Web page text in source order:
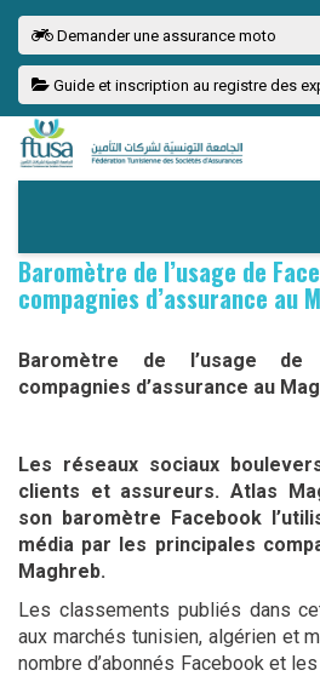
Demander une assurance moto
Guide et inscription au registre des
Baromètre de l’usage de
compagnies d’assurance au
Baromètre de l’usage
compagnies d’assurance au
Les réseaux sociaux
clients et assureurs. Atlas
son baromètre Facebook
média par les principales
Maghreb.
Les classements publiés dans
aux marchés tunisien, algérien et
nombre d’abonnés Facebook et